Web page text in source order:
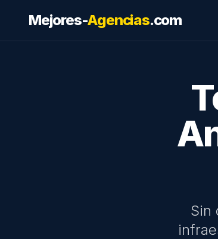
Mejores-Agencias.com
Sin